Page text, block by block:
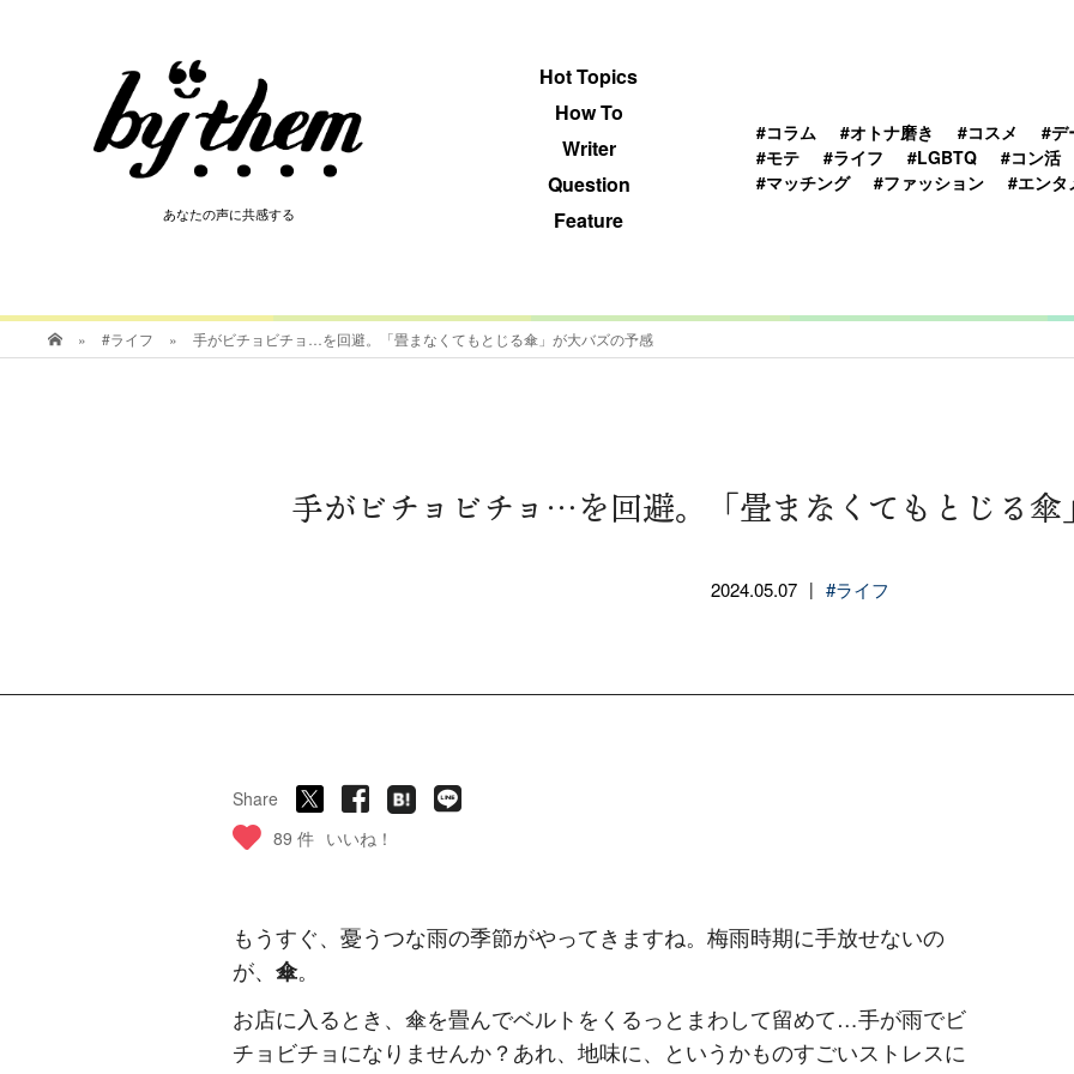
あなたの声に共感する
Hot Topics
How To
Writer
Question
Feature
#コラム #オトナ磨き #コスメ
#デ
#モテ
#ライフ #LGBTQ
#コン活
#マッチング
#ファッション #エンタ
あなたの声に共感する
» #ライフ » 手がビチョビチョ…を回避。「畳まなくてもとじる傘」が大バズの予感
手がビチョビチョ…を回避。「畳まなくてもとじる
2024.05.07 | #ライフ
Share
89 件 いいね！
もうすぐ、憂うつな雨の季節がやってきますね。梅雨時期に手放せないの
が、 傘。
お店に入るとき、傘を畳んでベルトをくるっとまわして留めて…手が雨でビ
チョビチョになりませんか？あれ、地味に、というかものすごいストレスに